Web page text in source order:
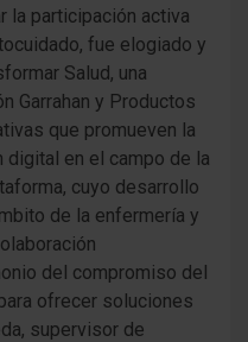
la participación activa
fue elogiado y
Salud, una
Garrahan y Productos
que promueven la
digital en el campo de la
cuyo desarrollo
de la enfermería y
del compromiso del
ofrecer soluciones
supervisor de